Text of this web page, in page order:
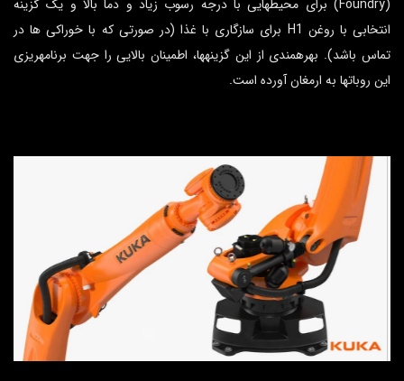
(Foundry) برای محیط­هایی با درجه رسوب زیاد و دما بالا و یک گزینه
انتخابی با روغن H1 برای سازگاری با غذا (در صورتی که با خوراکی ها در
تماس باشد). بهره­مندی از این گزینه­ها، اطمینان بالایی را جهت برنامه­ریزی
این روبات­ها به ارمغان آورده است.